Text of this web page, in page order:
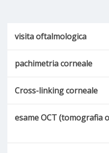
visita oftalmologica
pachimetria corneale
Cross-linking corneale
esame OCT (tomografia